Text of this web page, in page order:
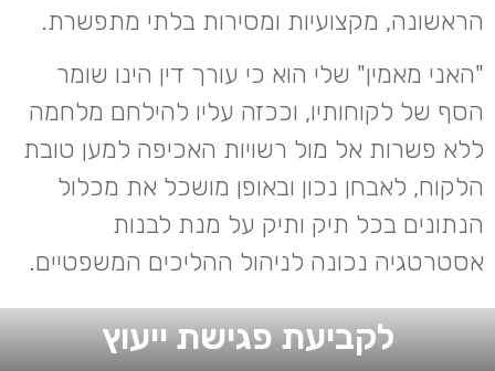
הראשונה, מקצועיות ומסירות בלתי מתפשרת.
"האני מאמין" שלי הוא כי עורך דין הינו שומר
הסף של לקוחותיו, וככזה עליו להילחם מלחמה
ללא פשרות אל מול רשויות האכיפה למען טובת
הלקוח, לאבחן נכון ובאופן מושכל את מכלול
הנתונים בכל תיק ותיק על מנת לבנות
אסטרטגיה נכונה לניהול ההליכים המשפטיים.
לקביעת פגישת ייעוץ